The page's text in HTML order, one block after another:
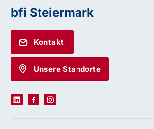
bfi Steiermark
Kontakt
Unsere Standorte